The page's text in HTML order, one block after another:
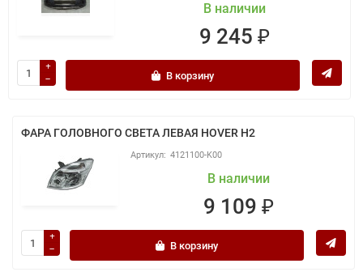
В наличии
9 245 ₽
В корзину
ФАРА ГОЛОВНОГО СВЕТА ЛЕВАЯ HOVER H2
4121100-K00
В наличии
9 109 ₽
В корзину